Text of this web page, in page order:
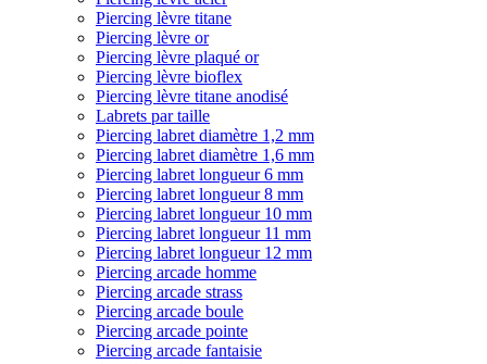
Piercing lèvre titane
Piercing lèvre or
Piercing lèvre plaqué or
Piercing lèvre bioflex
Piercing lèvre titane anodisé
Labrets par taille
Piercing labret diamètre 1,2 mm
Piercing labret diamètre 1,6 mm
Piercing labret longueur 6 mm
Piercing labret longueur 8 mm
Piercing labret longueur 10 mm
Piercing labret longueur 11 mm
Piercing labret longueur 12 mm
Piercing arcade homme
Piercing arcade strass
Piercing arcade boule
Piercing arcade pointe
Piercing arcade fantaisie